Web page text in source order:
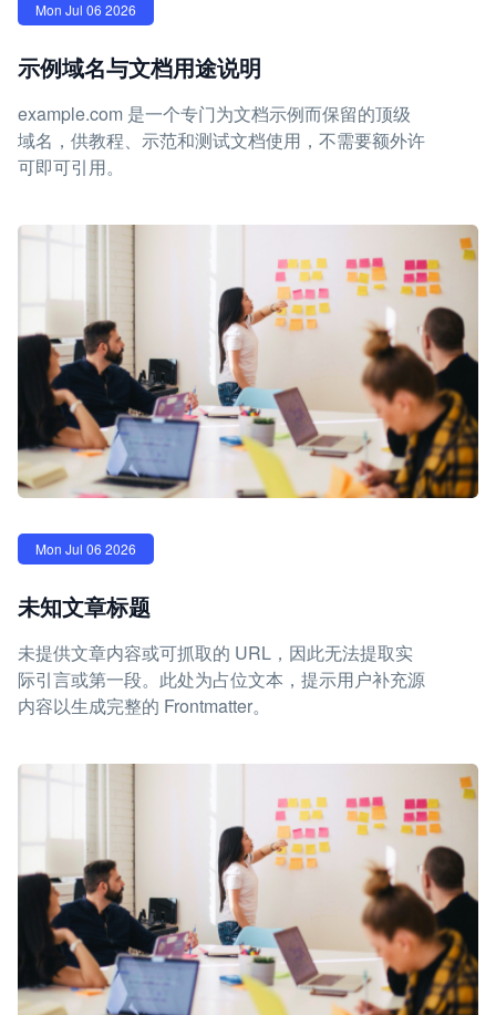
Mon Jul 06 2026
示例域名与文档用途说明
example.com 是一个专门为文档示例而保留的顶级
域名，供教程、示范和测试文档使用，不需要额外许
可即可引用。
Mon Jul 06 2026
未知文章标题
未提供文章内容或可抓取的 URL，因此无法提取实
际引言或第一段。此处为占位文本，提示用户补充源
内容以生成完整的 Frontmatter。